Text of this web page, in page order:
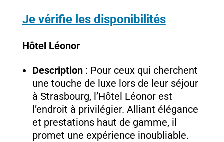
Je vérifie les disponibilités
Hôtel Léonor
Description: Pour ceux qui cherchent
une touche de luxe lors de leur séjour
à Strasbourg, l’Hôtel Léonor est
l’endroit à privilégier. Alliant élégance
et prestations haut de gamme, il
promet une expérience inoubliable.